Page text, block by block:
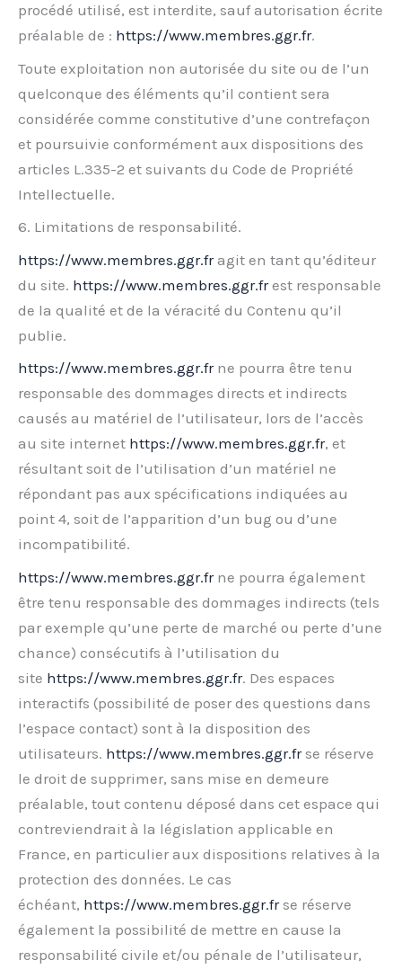
procédé utilisé, est interdite, sauf autorisation écrite
préalable de : https://www.membres.ggr.fr.
Toute exploitation non autorisée du site ou de l’un
quelconque des éléments qu’il contient sera
considérée comme constitutive d’une contrefaçon
et poursuivie conformément aux dispositions des
articles L.335-2 et suivants du Code de Propriété
Intellectuelle.
6. Limitations de responsabilité.
https://www.membres.ggr.fragit en tant qu’éditeur
du site. https://www.membres.ggr.frest responsable
de la qualité et de la véracité du Contenu qu’il
publie.
https://www.membres.ggr.frne pourra être tenu
responsable des dommages directs et indirects
causés au matériel de l’utilisateur, lors de l’accès
au site internet https://www.membres.ggr.fr, et
résultant soit de l’utilisation d’un matériel ne
répondant pas aux spécifications indiquées au
point 4, soit de l’apparition d’un bug ou d’une
incompatibilité.
https://www.membres.ggr.frne pourra également
être tenu responsable des dommages indirects (tels
par exemple qu’une perte de marché ou perte d’une
chance) consécutifs à l’utilisation du
site https://www.membres.ggr.fr. Des espaces
interactifs (possibilité de poser des questions dans
l’espace contact) sont à la disposition des
utilisateurs. https://www.membres.ggr.frse réserve
le droit de supprimer, sans mise en demeure
préalable, tout contenu déposé dans cet espace qui
contreviendrait à la législation applicable en
France, en particulier aux dispositions relatives à la
protection des données. Le cas
échéant, https://www.membres.ggr.frse réserve
également la possibilité de mettre en cause la
responsabilité civile et/ou pénale de l’utilisateur,